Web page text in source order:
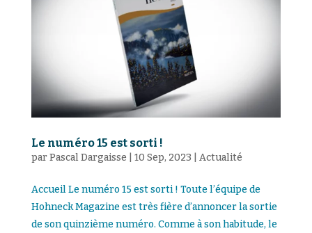
Le numéro 15 est sorti !
parPascal Dargaisse 10 Sep, 2023 Actualité
Accueil Le numéro 15 est sorti ! Toute l’équipe de
Hohneck Magazine est très fière d’annoncer la sortie
de son quinzième numéro. Comme à son habitude, le